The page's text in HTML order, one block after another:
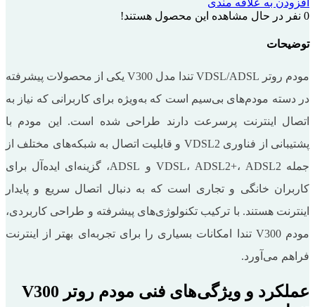
0 نفر در حال مشاهده این محصول هستند!
توضیحات
مودم روتر VDSL/ADSL تندا مدل V300 یکی از محصولات پیشرفته
در دسته مودم‌های بی‌سیم است که به‌ویژه برای کاربرانی که نیاز به
اتصال اینترنت پرسرعت دارند طراحی شده است. این مودم با
پشتیبانی از فناوری VDSL2 و قابلیت اتصال به شبکه‌های مختلف از
جمله VDSL، ADSL2+، ADSL2 و ADSL، گزینه‌ای ایده‌آل برای
کاربران خانگی و تجاری است که به دنبال اتصال سریع و پایدار
اینترنت هستند. با ترکیب تکنولوژی‌های پیشرفته و طراحی کاربردی،
مودم V300 تندا امکانات بسیاری را برای تجربه‌ای بهتر از اینترنت
فراهم می‌آورد.
عملکرد و ویژگی‌های فنی مودم روتر V300